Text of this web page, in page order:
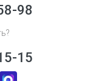
98
15